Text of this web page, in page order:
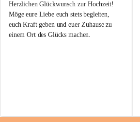
a
j
Herzlichen Glückwunsch zur Hochzeit!
Möge eure Liebe euch stets begleiten,
euch Kraft geben und euer Zuhause zu
einem Ort des Glücks machen.